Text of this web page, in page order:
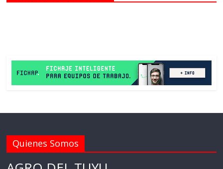
Quienes Somos